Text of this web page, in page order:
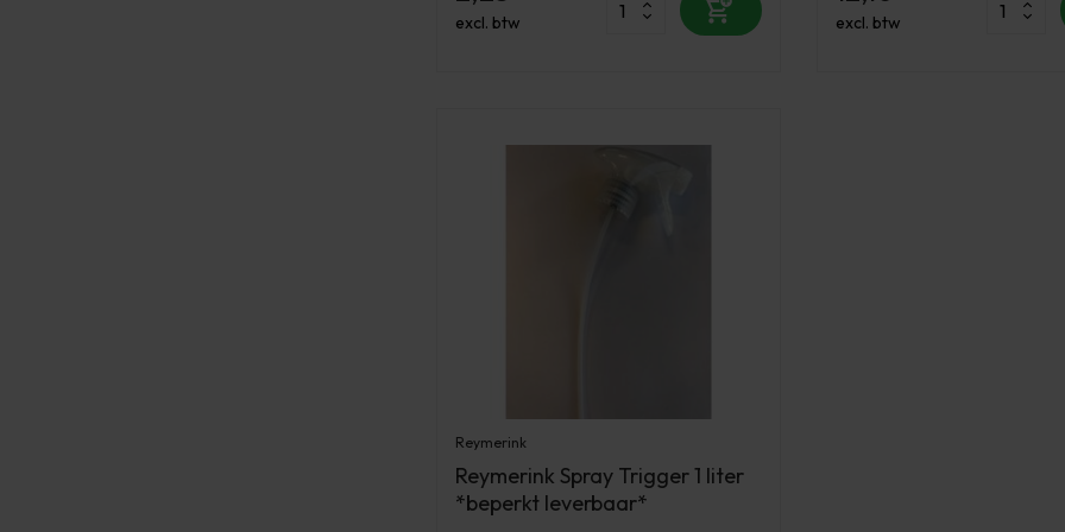
excl. btw excl. btw
Reymerink
Reymerink Spray Trigger 1 liter
*beperkt leverbaar*